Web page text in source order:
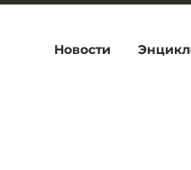
Новости